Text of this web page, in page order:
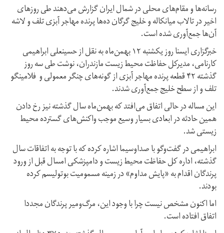
رسانه‌ها و مقام‌های محلی در شمال ایران گزارش می‌دهند طی روزهای
اخیر در تالاب میانکاله و خلیج گرگان ده‌ها پرنده مهاجر آبزی تلف و لاشه
آن‌ها جمع‌آوری شده‌ است.
خبرگزاری ایسنا روز یکشنبه ۱۲ بهمن‌ماه به نقل از حسینعلی ابراهیمی
کارنامی، مدیرکل حفاظت محیط زیست مازندران،‌ نوشت طی سه روز
گذشته ۴۲ قطعه پرنده مهاجر آبزی از گونه‌های چنگر معمولی و فلامینگو
تلف و از سطح خلیج جمع‌آوری شدند.
این مساله در حالی اتفاق می‌افتد که بهمن‌ماه سال گذشته نیز رخ دادن
همین حادثه در ابعادی بسیار وسیع موجب واکنش‌های گسترده محیط
زیستی شد.
ابراهیمی در گفت‌وگو با صداوسیما اشاره کرده که با توجه به اتفاقات سال
گذشته،‌ اداره کل حفاظت محیط زیست و دامپزشکی امسال قبل از ورود
پرندگان اقدام به «پایش مداوم» در زمینه مسمومیت بوتولیسم کرده
بودند.
اما اکنون مشخص نیست چرا با وجود این، مرگ‌ومیر پرندگان مجددا
اتفاق افتاده است.